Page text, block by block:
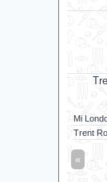
Mi
Trent
«